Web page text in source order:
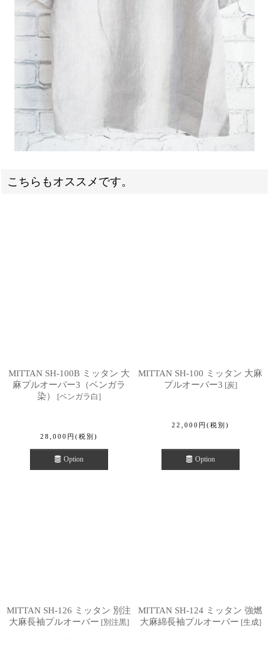
こちらもオススメです。
MITTAN SH-100B ミッタン 大
麻プルオーバー3（ベンガラ
染）
[ベンガラ白]
28,000 円 (税別)
Option
MITTAN SH-100 ミッタン 大麻
プルオーバー3 [炭]
22,000 円 (税別)
Option
MITTAN SH-126 ミッタン 別注
大麻長袖プルオーバー [別注黒]
MITTAN SH-124 ミッタン 強燃
大麻綿長袖プルオーバー [生成]